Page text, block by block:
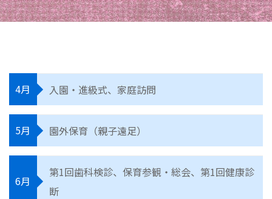
4月 入園・進級式、家庭訪問
5月 園外保育（親子遠足）
6月
第1回歯科検診、保育参観・総会、第1回健康診
断